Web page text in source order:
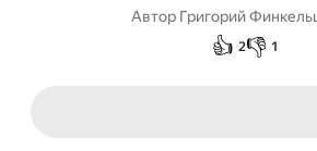
Автор Григорий
👍 2👎 1